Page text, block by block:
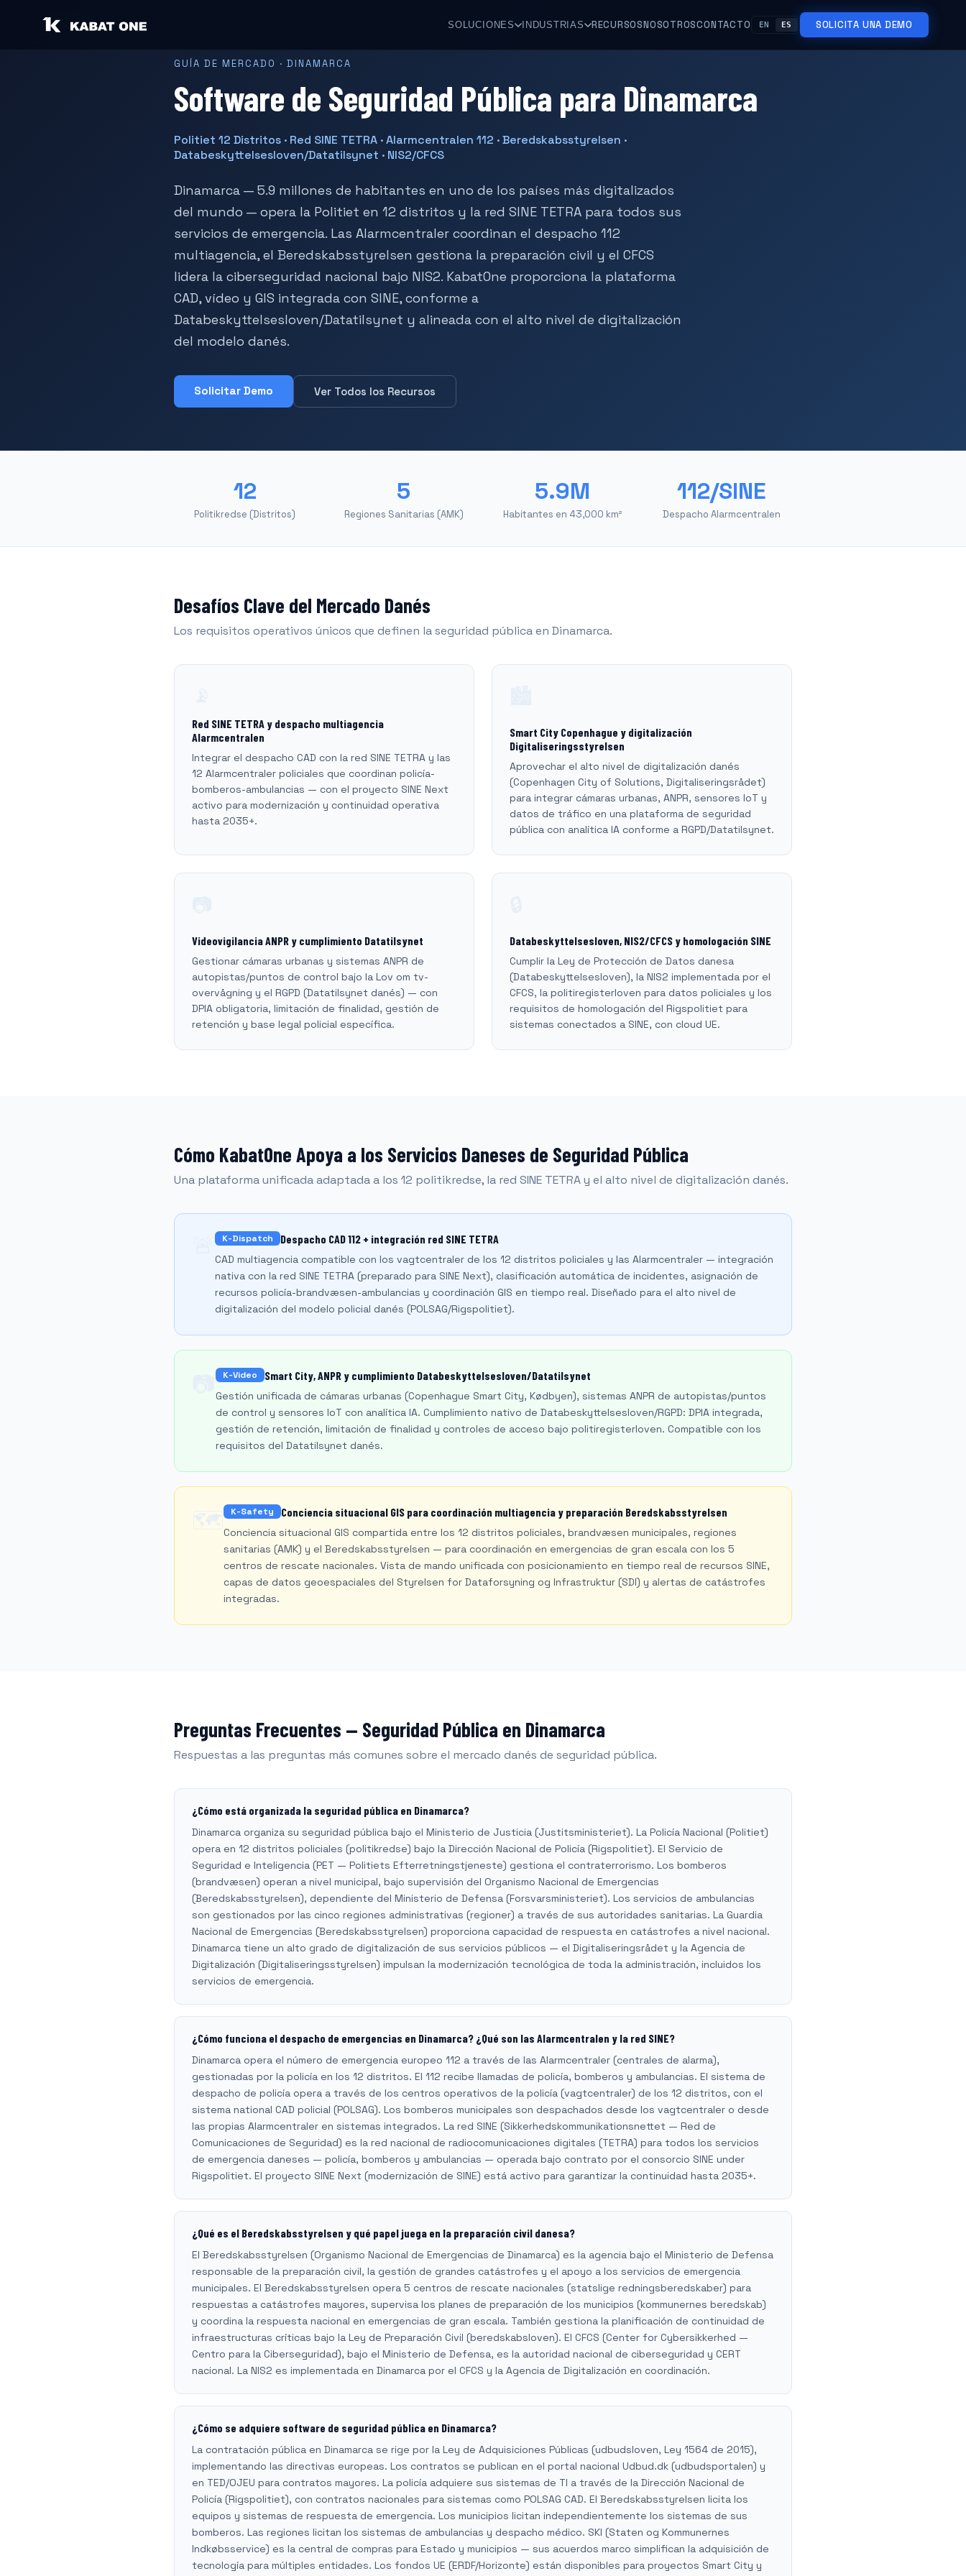
SOLUCIONES INDUSTRIAS RECURSOSNOSOTROSCONTACTO EN ES SOLICITA UNA DEMO
GUÍA DE MERCADO · DINAMARCA
Software de Seguridad Pública para Dinamarca
Politiet 12 Distritos · Red SINE TETRA · Alarmcentralen 112 · Beredskabsstyrelsen ·
Databeskyttelsesloven/Datatilsynet · NIS2/CFCS
Dinamarca — 5.9 millones de habitantes en uno de los países más digitalizados
del mundo — opera la Politiet en 12 distritos y la red SINE TETRA para todos sus
servicios de emergencia. Las Alarmcentraler coordinan el despacho 112
multiagencia, el Beredskabsstyrelsen gestiona la preparación civil y el CFCS
lidera la ciberseguridad nacional bajo NIS2. KabatOne proporciona la plataforma
CAD, vídeo y GIS integrada con SINE, conforme a
Databeskyttelsesloven/Datatilsynet y alineada con el alto nivel de digitalización
del modelo danés.
Solicitar Demo Ver Todos los Recursos
12
Politikredse (Distritos)
5
Regiones Sanitarias (AMK)
5.9M
Habitantes en 43,000 km²
112/SINE
Despacho Alarmcentralen
Desafíos Clave del Mercado Danés
Los requisitos operativos únicos que definen la seguridad pública en Dinamarca.
Red SINE TETRA y despacho multiagencia
Alarmcentralen
Integrar el despacho CAD con la red SINE TETRA y las
12 Alarmcentraler policiales que coordinan policía-
bomberos-ambulancias — con el proyecto SINE Next
activo para modernización y continuidad operativa
hasta 2035+.
Smart City Copenhague y digitalización
Digitaliseringsstyrelsen
Aprovechar el alto nivel de digitalización danés
(Copenhagen City of Solutions, Digitaliseringsrådet)
para integrar cámaras urbanas, ANPR, sensores IoT y
datos de tráfico en una plataforma de seguridad
pública con analítica IA conforme a RGPD/Datatilsynet.
Videovigilancia ANPR y cumplimiento Datatilsynet
Gestionar cámaras urbanas y sistemas ANPR de
autopistas/puntos de control bajo la Lov om tv-
overvågning y el RGPD (Datatilsynet danés) — con
DPIA obligatoria, limitación de finalidad, gestión de
retención y base legal policial específica.
Databeskyttelsesloven, NIS2/CFCS y homologación SINE
Cumplir la Ley de Protección de Datos danesa
(Databeskyttelsesloven), la NIS2 implementada por el
CFCS, la politiregisterloven para datos policiales y los
requisitos de homologación del Rigspolitiet para
sistemas conectados a SINE, con cloud UE.
Cómo KabatOne Apoya a los Servicios Daneses de Seguridad Pública
Una plataforma unificada adaptada a los 12 politikredse, la red SINE TETRA y el alto nivel de digitalización danés.
K-Dispatch Despacho CAD 112 + integración red SINE TETRA
CAD multiagencia compatible con los vagtcentraler de los 12 distritos policiales y las Alarmcentraler — integración
nativa con la red SINE TETRA (preparado para SINE Next), clasificación automática de incidentes, asignación de
recursos policía-brandvæsen-ambulancias y coordinación GIS en tiempo real. Diseñado para el alto nivel de
digitalización del modelo policial danés (POLSAG/Rigspolitiet).
K-Video Smart City, ANPR y cumplimiento Databeskyttelsesloven/Datatilsynet
Gestión unificada de cámaras urbanas (Copenhague Smart City, Kødbyen), sistemas ANPR de autopistas/puntos
de control y sensores IoT con analítica IA. Cumplimiento nativo de Databeskyttelsesloven/RGPD: DPIA integrada,
gestión de retención, limitación de finalidad y controles de acceso bajo politiregisterloven. Compatible con los
requisitos del Datatilsynet danés.
🗺️ K-Safety Conciencia situacional GIS para coordinación multiagencia y preparación Beredskabsstyrelsen
Conciencia situacional GIS compartida entre los 12 distritos policiales, brandvæsen municipales, regiones
sanitarias (AMK) y el Beredskabsstyrelsen — para coordinación en emergencias de gran escala con los 5
centros de rescate nacionales. Vista de mando unificada con posicionamiento en tiempo real de recursos SINE,
capas de datos geoespaciales del Styrelsen for Dataforsyning og Infrastruktur (SDI) y alertas de catástrofes
integradas.
Preguntas Frecuentes — Seguridad Pública en Dinamarca
Respuestas a las preguntas más comunes sobre el mercado danés de seguridad pública.
¿Cómo está organizada la seguridad pública en Dinamarca?
Dinamarca organiza su seguridad pública bajo el Ministerio de Justicia (Justitsministeriet). La Policía Nacional (Politiet)
opera en 12 distritos policiales (politikredse) bajo la Dirección Nacional de Policía (Rigspolitiet). El Servicio de
Seguridad e Inteligencia (PET — Politiets Efterretningstjeneste) gestiona el contraterrorismo. Los bomberos
(brandvæsen) operan a nivel municipal, bajo supervisión del Organismo Nacional de Emergencias
(Beredskabsstyrelsen), dependiente del Ministerio de Defensa (Forsvarsministeriet). Los servicios de ambulancias
son gestionados por las cinco regiones administrativas (regioner) a través de sus autoridades sanitarias. La Guardia
Nacional de Emergencias (Beredskabsstyrelsen) proporciona capacidad de respuesta en catástrofes a nivel nacional.
Dinamarca tiene un alto grado de digitalización de sus servicios públicos — el Digitaliseringsrådet y la Agencia de
Digitalización (Digitaliseringsstyrelsen) impulsan la modernización tecnológica de toda la administración, incluidos los
servicios de emergencia.
¿Cómo funciona el despacho de emergencias en Dinamarca? ¿Qué son las Alarmcentralen y la red SINE?
Dinamarca opera el número de emergencia europeo 112 a través de las Alarmcentraler (centrales de alarma),
gestionadas por la policía en los 12 distritos. El 112 recibe llamadas de policía, bomberos y ambulancias. El sistema de
despacho de policía opera a través de los centros operativos de la policía (vagtcentraler) de los 12 distritos, con el
sistema national CAD policial (POLSAG). Los bomberos municipales son despachados desde los vagtcentraler o desde
las propias Alarmcentraler en sistemas integrados. La red SINE (Sikkerhedskommunikationsnettet — Red de
Comunicaciones de Seguridad) es la red nacional de radiocomunicaciones digitales (TETRA) para todos los servicios
de emergencia daneses — policía, bomberos y ambulancias — operada bajo contrato por el consorcio SINE under
Rigspolitiet. El proyecto SINE Next (modernización de SINE) está activo para garantizar la continuidad hasta 2035+.
¿Qué es el Beredskabsstyrelsen y qué papel juega en la preparación civil danesa?
El Beredskabsstyrelsen (Organismo Nacional de Emergencias de Dinamarca) es la agencia bajo el Ministerio de Defensa
responsable de la preparación civil, la gestión de grandes catástrofes y el apoyo a los servicios de emergencia
municipales. El Beredskabsstyrelsen opera 5 centros de rescate nacionales (statslige redningsberedskaber) para
respuestas a catástrofes mayores, supervisa los planes de preparación de los municipios (kommunernes beredskab)
y coordina la respuesta nacional en emergencias de gran escala. También gestiona la planificación de continuidad de
infraestructuras críticas bajo la Ley de Preparación Civil (beredskabsloven). El CFCS (Center for Cybersikkerhed —
Centro para la Ciberseguridad), bajo el Ministerio de Defensa, es la autoridad nacional de ciberseguridad y CERT
nacional. La NIS2 es implementada en Dinamarca por el CFCS y la Agencia de Digitalización en coordinación.
¿Cómo se adquiere software de seguridad pública en Dinamarca?
La contratación pública en Dinamarca se rige por la Ley de Adquisiciones Públicas (udbudsloven, Ley 1564 de 2015),
implementando las directivas europeas. Los contratos se publican en el portal nacional Udbud.dk (udbudsportalen) y
en TED/OJEU para contratos mayores. La policía adquiere sus sistemas de TI a través de la Dirección Nacional de
Policía (Rigspolitiet), con contratos nacionales para sistemas como POLSAG CAD. El Beredskabsstyrelsen licita los
equipos y sistemas de respuesta de emergencia. Los municipios licitan independientemente los sistemas de sus
bomberos. Las regiones licitan los sistemas de ambulancias y despacho médico. SKI (Staten og Kommunernes
Indkøbsservice) es la central de compras para Estado y municipios — sus acuerdos marco simplifican la adquisición de
tecnología para múltiples entidades. Los fondos UE (ERDF/Horizonte) están disponibles para proyectos Smart City y